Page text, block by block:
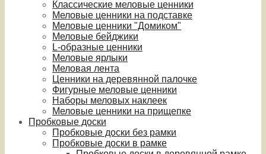
Классические меловые ценники
Меловые ценники на подставке
Меловые ценники "Домиком"
Меловые бейджики
L-образные ценники
Меловые ярлыки
Меловая лента
Ценники на деревянной палочке
Фигурные меловые ценники
Наборы меловых наклеек
Меловые ценники на прищепке
Пробковые доски
Пробковые доски без рамки
Пробковые доски в рамке